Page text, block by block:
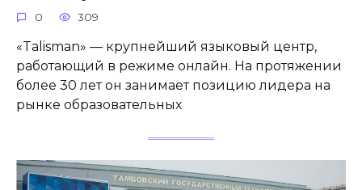
0 309
«Talisman» — крупнейший языковый центр,
работающий в режиме онлайн. На протяжении
более 30 лет он занимает позицию лидера на
рынке образовательных